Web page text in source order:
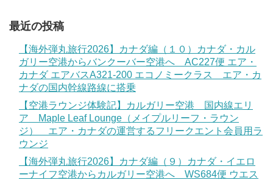
最近の投稿
【海外弾丸旅行2026】カナダ編（１０）カナダ・カル
ガリー空港からバンクーバー空港へ AC227便 エア・
カナダ エアバスA321-200 エコノミークラス エア・カ
ナダの国内幹線路線に搭乗
【空港ラウンジ体験記】カルガリー空港 国内線エリ
ア Maple Leaf Lounge（メイプルリーフ・ラウン
ジ） エア・カナダの運営するフリークエント会員用ラ
ウンジ
【海外弾丸旅行2026】カナダ編（９）カナダ・イエロ
ーナイフ空港からカルガリー空港へ WS684便 ウエス